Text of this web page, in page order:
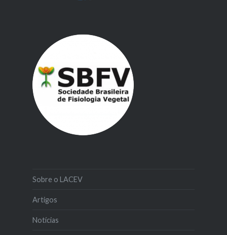
Sobre o LACEV
Artigos
Notícias